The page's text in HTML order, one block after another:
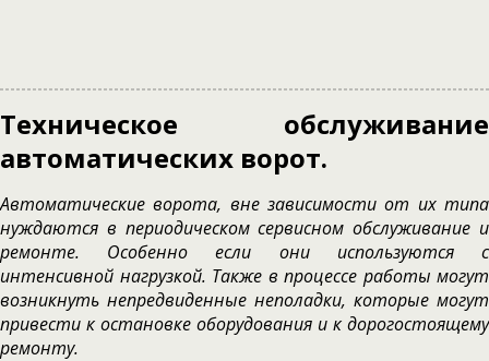
Техническое обслуживание
автоматических ворот.
Автоматические ворота, вне зависимости от их типа
нуждаются в периодическом сервисном обслуживание и
ремонте. Особенно если они используются с
интенсивной нагрузкой. Также в процессе работы могут
возникнуть непредвиденные неполадки, которые могут
привести к остановке оборудования и к дорогостоящему
ремонту.